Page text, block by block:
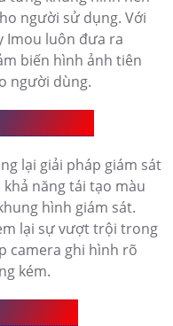
người sử dụng. Với
Imou luôn đưa ra
biến hình ảnh tiên
người dùng.
lại giải pháp giám sát
năng tái tạo màu
hình giám sát.
lại sự vượt trội trong
camera ghi hình rõ
kém.